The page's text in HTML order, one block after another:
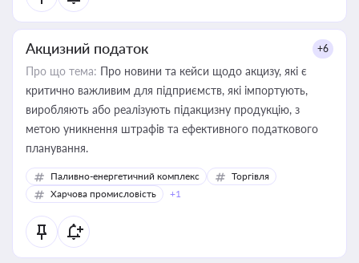
Акцизний податок +6
Про що тема: Про новини та кейси щодо акцизу, які є
критично важливим для підприємств, які імпортують,
виробляють або реалізують підакцизну продукцію, з
метою уникнення штрафів та ефективного податкового
планування.
Паливно-енергетичний комплекс
Торгівля
Харчова промисловість
+1